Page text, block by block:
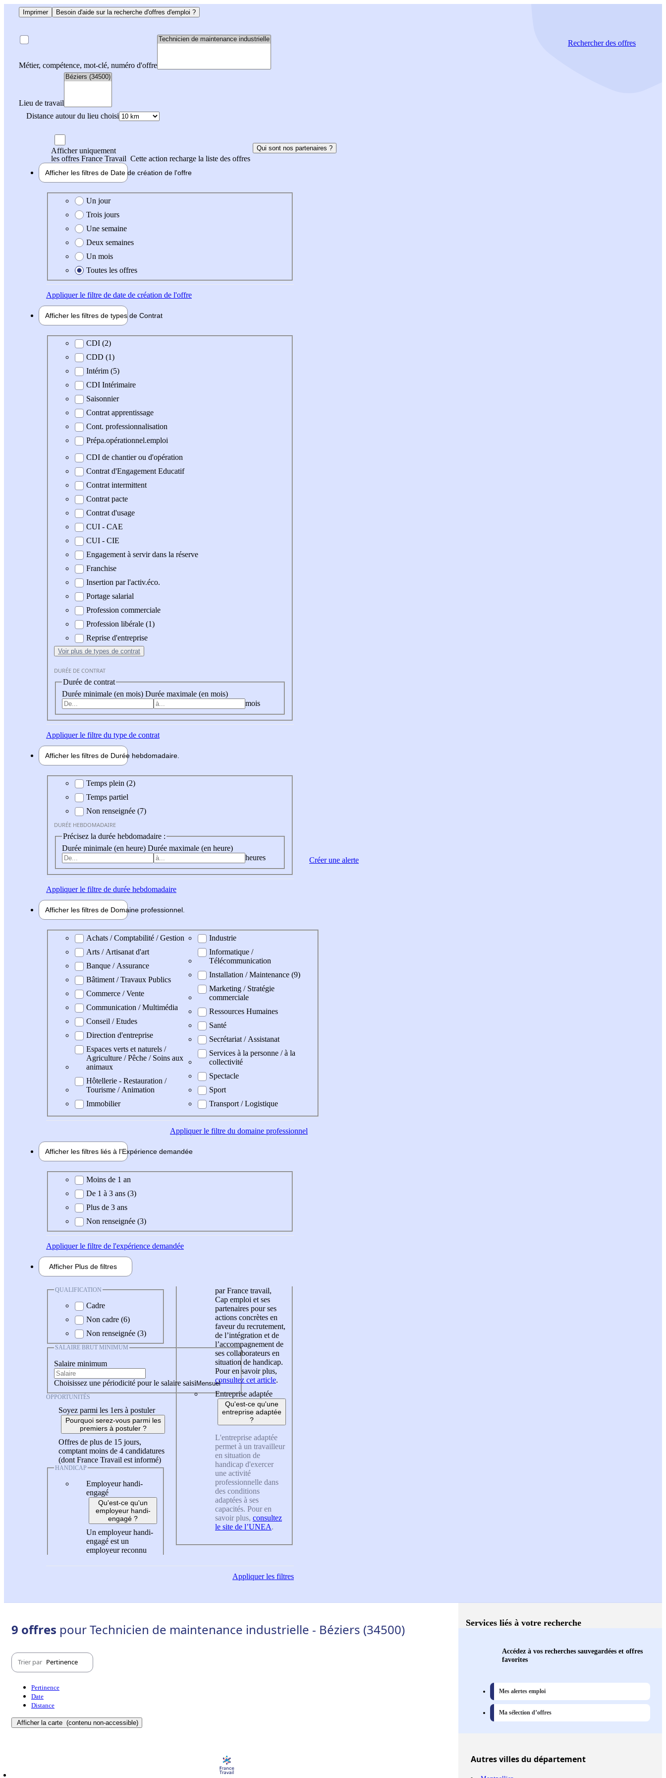
Imprimer Besoin d'aide sur la recherche d'offres d'emploi ?
Métier, compétence, mot-clé, numéro d'offre
Lieu de travail
Distance autour du lieu choisi
Rechercherdes offres
Afficher uniquement
les offres France Travail Cette action recharge la liste des offres
Qui sont nos partenaires ?
Afficher les filtres de Date de création de l'offre
Date de création de l'offre
Un jour
Trois jours
Une semaine
Deux semaines
Un mois
Toutes les offres
Appliquerle filtre de date de création de l'offre
Afficher les filtres de types de Contrat
Type de contrat
CDI (2)
CDD (1)
Intérim (5)
CDI Intérimaire
Saisonnier
Contrat apprentissage
Cont. professionnalisation
Prépa.opérationnel.emploi
CDI de chantier ou d'opération
Contrat d'Engagement Educatif
Contrat intermittent
Contrat pacte
Contrat d'usage
CUI - CAE
CUI - CIE
Engagement à servir dans la réserve
Franchise
Insertion par l'activ.éco.
Portage salarial
Profession commerciale
Profession libérale (1)
Reprise d'entreprise
Voir plus de types de contrat
DURÉE DE CONTRAT
Durée de contrat
Durée minimale (en mois) Durée maximale (en mois)
mois
Appliquerle filtre du type de contrat
Afficher les filtres de Durée hebdomadaire
Durée hebdomadaire
Temps plein (2)
Temps partiel
Non renseignée (7)
DURÉE HEBDOMADAIRE
Précisez la durée hebdomadaire :
Durée minimale (en heure) Durée maximale (en heure)
heures
Appliquerle filtre de durée hebdomadaire
Afficher les filtres de Domaine professionnel
Domaine professionel
Achats / Comptabilité / Gestion
Arts / Artisanat d'art
Banque / Assurance
Bâtiment / Travaux Publics
Commerce / Vente
Communication / Multimédia
Conseil / Etudes
Direction d'entreprise
Espaces verts et naturels /
Agriculture / Pêche / Soins aux
animaux
Hôtellerie - Restauration /
Tourisme / Animation
Immobilier
Industrie
Informatique /
Télécommunication
Installation / Maintenance (9)
Marketing / Stratégie
commerciale
Ressources Humaines
Santé
Secrétariat / Assistanat
Services à la personne / à la
collectivité
Spectacle
Sport
Transport / Logistique
Appliquerle filtre du domaine professionnel
Afficher les filtres liés à l'Expérience demandée
Expérience demandée
Moins de 1 an
De 1 à 3 ans (3)
Plus de 3 ans
Non renseignée (3)
Appliquerle filtre de l'expérience demandée
Afficher Plus de filtres
QUALIFICATION
Cadre
Non cadre (6)
Non renseignée (3)
SALAIRE BRUT MINIMUM
Salaire minimum
Choisissez une périodicité pour le salaire saisi
OPPORTUNITÉS
Soyez parmi les 1ers à postuler
Pourquoi serez-vous parmi les
premiers à postuler ?
Offres de plus de 15 jours,
comptant moins de 4 candidatures
(dont France Travail est informé)
HANDICAP
Employeur handi-
engagé
Qu'est-ce qu'un
employeur handi-
engagé ?
Un employeur handi-
engagé est un
employeur reconnu
par France travail,
Cap emploi et ses
partenaires pour ses
actions concrètes en
faveur du recrutement,
de l’intégration et de
l’accompagnement de
ses collaborateurs en
situation de handicap.
Pour en savoir plus,
consultez cet article.
Entreprise adaptée
Qu'est-ce qu'une
entreprise adaptée
?
L'entreprise adaptée
permet à un travailleur
en situation de
handicap d'exercer
une activité
professionnelle dans
des conditions
adaptées à ses
capacités. Pour en
savoir plus, consultez
le site de l’UNEA.
Appliquerles filtres
Créer une alerte
9 offres pour Technicien de maintenance industrielle - Béziers (34500)
Trier par Pertinence
Pertinence
Date
Distance
Afficher la carte (contenu non-accessible)
Services liés à votre recherche
Accédez à vos recherches sauvegardées et offres
favorites
Mes alertes emploi
Ma sélection d’offres
Autresvillesdu département